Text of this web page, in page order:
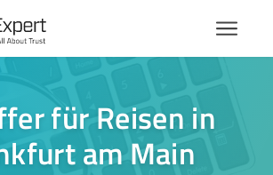
für Reisen in
am Main